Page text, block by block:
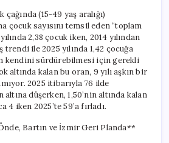
çağında (15-49 yaş aralığı)
çocuk sayısını temsil eden “toplam
2,38 çocuk iken, 2014 yılından
ile 2025 yılında 1,42 çocuğa
kendini sürdürebilmesi için gerekli
altında kalan bu oran, 9 yılı aşkın bir
2025 itibarıyla 76 ilde
altına düşerken, 1,50’nin altında kalan
4 iken 2025’te 59’a fırladı.
Bartın ve İzmir Geri Planda**